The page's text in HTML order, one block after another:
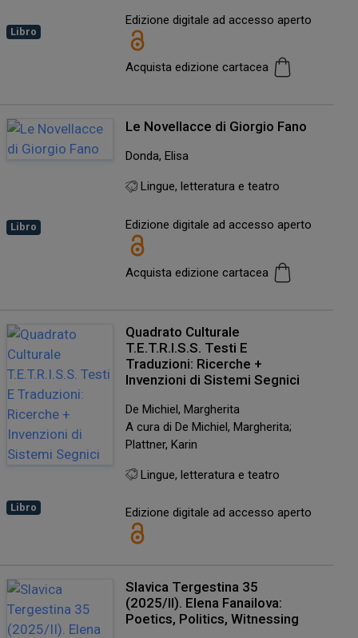
Libro
Edizione digitale ad accesso aperto
Acquista edizione cartacea
Libro
Le Novellacce di Giorgio Fano
Donda, Elisa
Lingue, letteratura e teatro
Edizione digitale ad accesso aperto
Acquista edizione cartacea
Libro
Quadrato Culturale
T.E.T.R.I.S.S. Testi E
Traduzioni: Ricerche +
Invenzioni di Sistemi Segnici
De Michiel, Margherita
A cura di De Michiel, Margherita;
Plattner, Karin
Lingue, letteratura e teatro
Edizione digitale ad accesso aperto
Slavica Tergestina 35
(2025/II). Elena Fanailova:
Poetics, Politics, Witnessing